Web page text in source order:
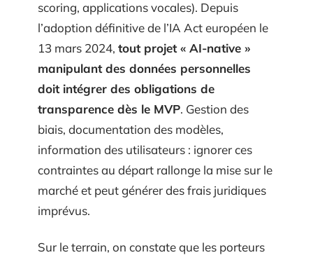
scoring, applications vocales). Depuis
l’adoption définitive de l’IA Act européen le
13 mars 2024, tout projet « AI-native »
manipulant des données personnelles
doit intégrer des obligations de
transparence dès le MVP. Gestion des
biais, documentation des modèles,
information des utilisateurs : ignorer ces
contraintes au départ rallonge la mise sur le
marché et peut générer des frais juridiques
imprévus.
Sur le terrain, on constate que les porteurs